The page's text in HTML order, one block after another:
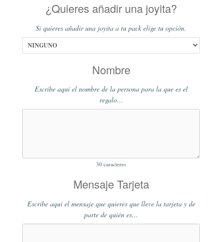
¿Quieres añadir una joyita?
Si quieres añadir una joyita a tu pack elige tu opción.
Nombre
Escribe aquí el nombre de la persona para la que es el
regalo…
30 caracteres
Mensaje Tarjeta
Escribe aquí el mensaje que quieres que lleve la tarjeta y de
parte de quién es…